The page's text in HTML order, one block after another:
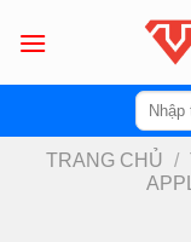
Tìm
kiếm:
TRANG CHỦ /